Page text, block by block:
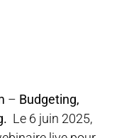
– Budgeting,
Le 6 juin 2025,